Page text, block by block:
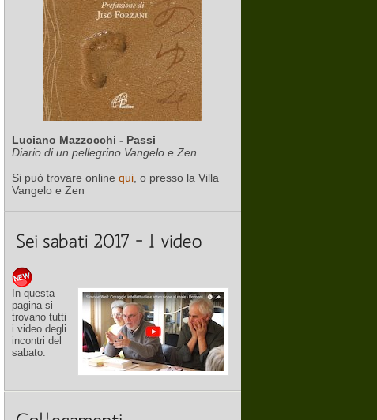
Luciano Mazzocchi - Passi
Diario di un pellegrino Vangelo e Zen
Si può trovare online qui , o presso la Villa
Vangelo e Zen
In questa
pagina si
trovano tutti
i video degli
incontri del
sabato.